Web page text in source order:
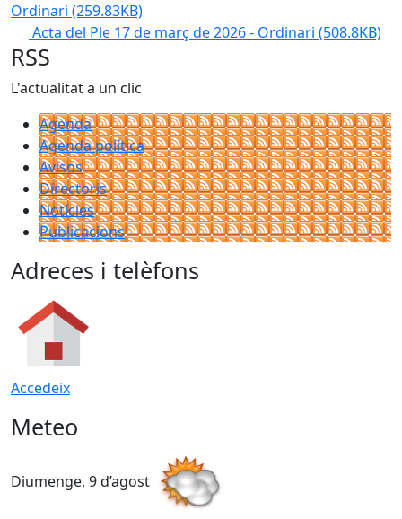
Ordinari (259.83KB)
Acta del Ple 17 de març de 2026 - Ordinari (508.8KB)
RSS
L'actualitat a un clic
Agenda
Agenda política
Avisos
Directoris
Notícies
Publicacions
Adreces i telèfons
Accedeix
Meteo
Diumenge, 9 d’agost